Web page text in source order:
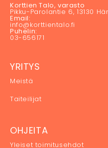
Korttien Talo, varasto
Pikku-Parolantie 6, 13130
Email:
info@korttientalo.fi
Puhelin:
03-656171
YRITYS
Meistä
Taiteilijat
OHJEITA
Yleiset toimitusehdot